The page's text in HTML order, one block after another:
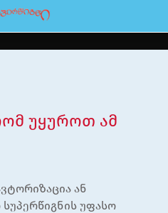
to Content
უყუროთ ამ
ან
უფასო